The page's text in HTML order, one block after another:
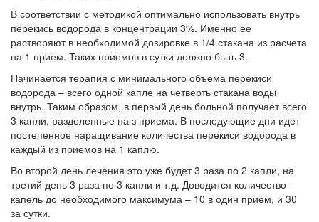
В соответствии с методикой оптимально использовать внутрь
перекись водорода в концентрации 3%. Именно ее
растворяют в необходимой дозировке в 1/4 стакана из расчета
на 1 прием. Таких приемов в сутки должно быть 3.
Начинается терапия с минимального объема перекиси
водорода – всего одной капле на четверть стакана воды
внутрь. Таким образом, в первый день больной получает всего
3 капли, разделенные на з приема. В последующие дни идет
постепенное наращивание количества перекиси водорода в
каждый из приемов на 1 каплю.
Во второй день лечения это уже будет 3 раза по 2 капли, на
третий день 3 раза по 3 капли и т.д. Доводится количество
капель до необходимого максимума – 10 в один прием, и 30
за сутки.